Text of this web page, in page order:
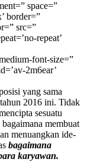
space=”
border=”
src=”
repeat’
font-size=”
2m6ear’
yang sama
2016 ini. Tidak
sesuatu
membuat
menuangkan ide-
bagaimana
karyawan.